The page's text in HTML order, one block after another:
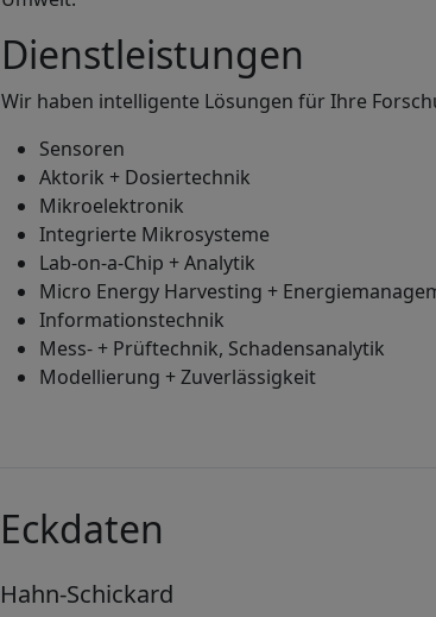
Dienstleistungen
Wir haben intelligente Lösungen für Ihre
Sensoren
Aktorik + Dosiertechnik
Mikroelektronik
Integrierte Mikrosysteme
Lab-on-a-Chip + Analytik
Micro Energy Harvesting +
Informationstechnik
Mess- + Prüftechnik, Schadensanalytik
Modellierung + Zuverlässigkeit
Eckdaten
Hahn-Schickard